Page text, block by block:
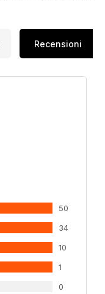
Recensioni
50
34
10
1
0